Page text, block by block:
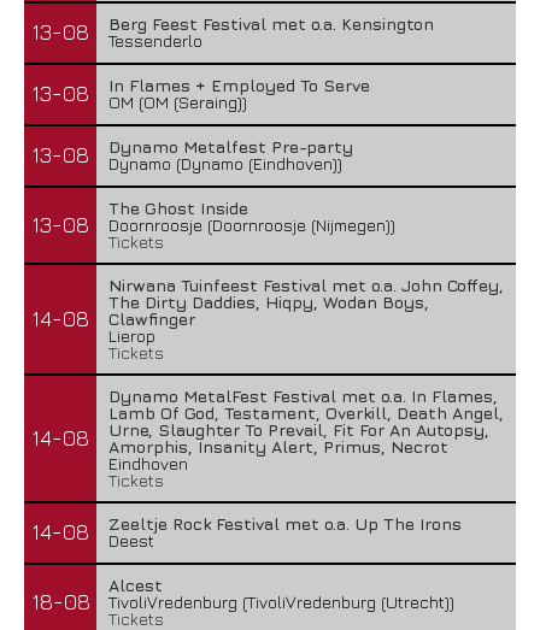
13-08
Berg Feest Festival met o.a. Kensington
Tessenderlo
13-08
In Flames + Employed To Serve
OM (OM (Seraing))
13-08
Dynamo Metalfest Pre-party
Dynamo (Dynamo (Eindhoven))
13-08
The Ghost Inside
Doornroosje (Doornroosje (Nijmegen))
Tickets
14-08
Nirwana Tuinfeest Festival met o.a. John Coffey,
The Dirty Daddies, Hiqpy, Wodan Boys,
Clawfinger
Lierop
Tickets
14-08
Dynamo MetalFest Festival met o.a. In Flames,
Lamb Of God, Testament, Overkill, Death Angel,
Urne, Slaughter To Prevail, Fit For An Autopsy,
Amorphis, Insanity Alert, Primus, Necrot
Eindhoven
Tickets
14-08
Zeeltje Rock Festival met o.a. Up The Irons
Deest
18-08
Alcest
TivoliVredenburg (TivoliVredenburg (Utrecht))
Tickets